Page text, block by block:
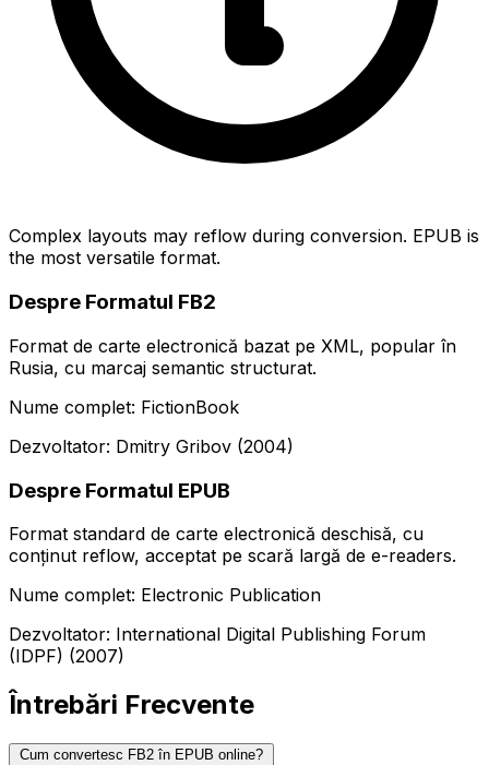
Complex layouts may reflow during conversion. EPUB is
the most versatile format.
Despre Formatul FB2
Format de carte electronică bazat pe XML, popular în
Rusia, cu marcaj semantic structurat.
Nume complet: FictionBook
Dezvoltator: Dmitry Gribov (2004)
Despre Formatul EPUB
Format standard de carte electronică deschisă, cu
conținut reflow, acceptat pe scară largă de e-readers.
Nume complet: Electronic Publication
Dezvoltator: International Digital Publishing Forum
(IDPF) (2007)
Întrebări Frecvente
Cum convertesc FB2 în EPUB online?